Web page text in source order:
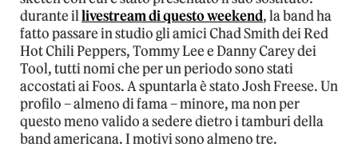
durante illivestream di questo weekend, la band ha
fatto passare in studio gli amici Chad Smith dei Red
Hot Chili Peppers, Tommy Lee e Danny Carey dei
Tool, tutti nomi che per un periodo sono stati
accostati ai Foos. A spuntarla è stato Josh Freese. Un
profilo – almeno di fama – minore, ma non per
questo meno valido a sedere dietro i tamburi della
band americana. I motivi sono almeno tre.